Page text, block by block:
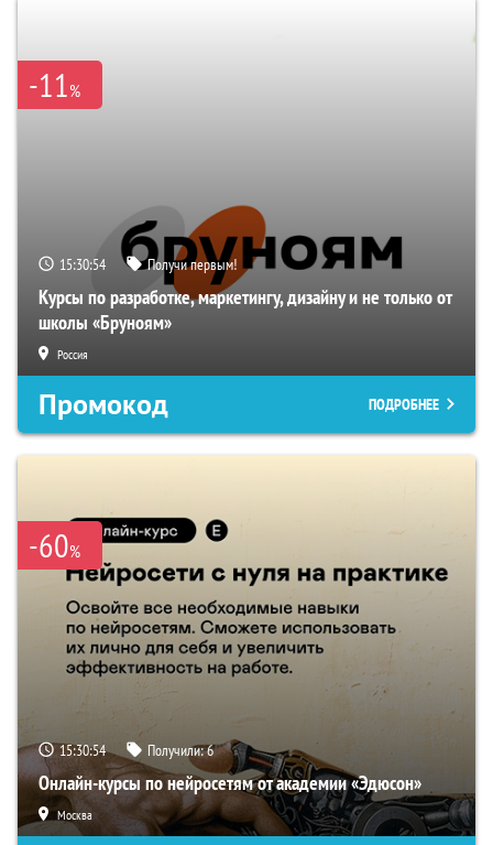
-11%
15:30:53 Получи первым!
Курсы по разработке, маркетингу, дизайну и не только от
школы «Бруноям»
Россия
Промокод ПОДРОБНЕЕ
-60%
15:30:53 Получили:6
Онлайн-курсы по нейросетям от академии «Эдюсон»
Москва